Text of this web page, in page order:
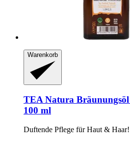
Warenkorb
TEA Natura
100 ml
Duftende Pflege für Haut & Haar!